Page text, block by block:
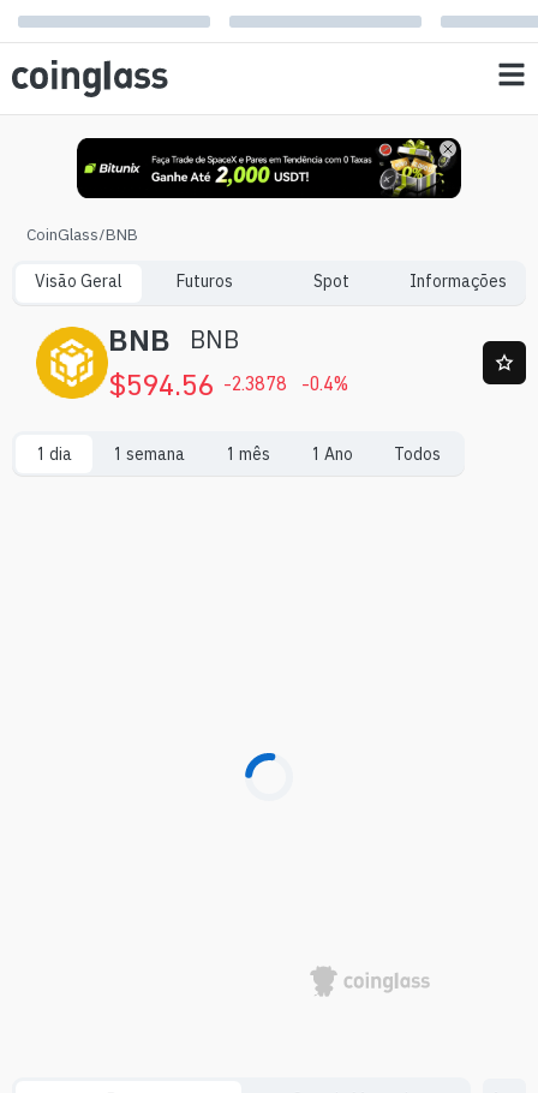
CoinGlass/BNB
Visão Geral Futuros Spot Informações
BNB BNB
$594.56 -2.3878 -0.4%
1 dia 1 semana 1 mês 1 Ano Todos